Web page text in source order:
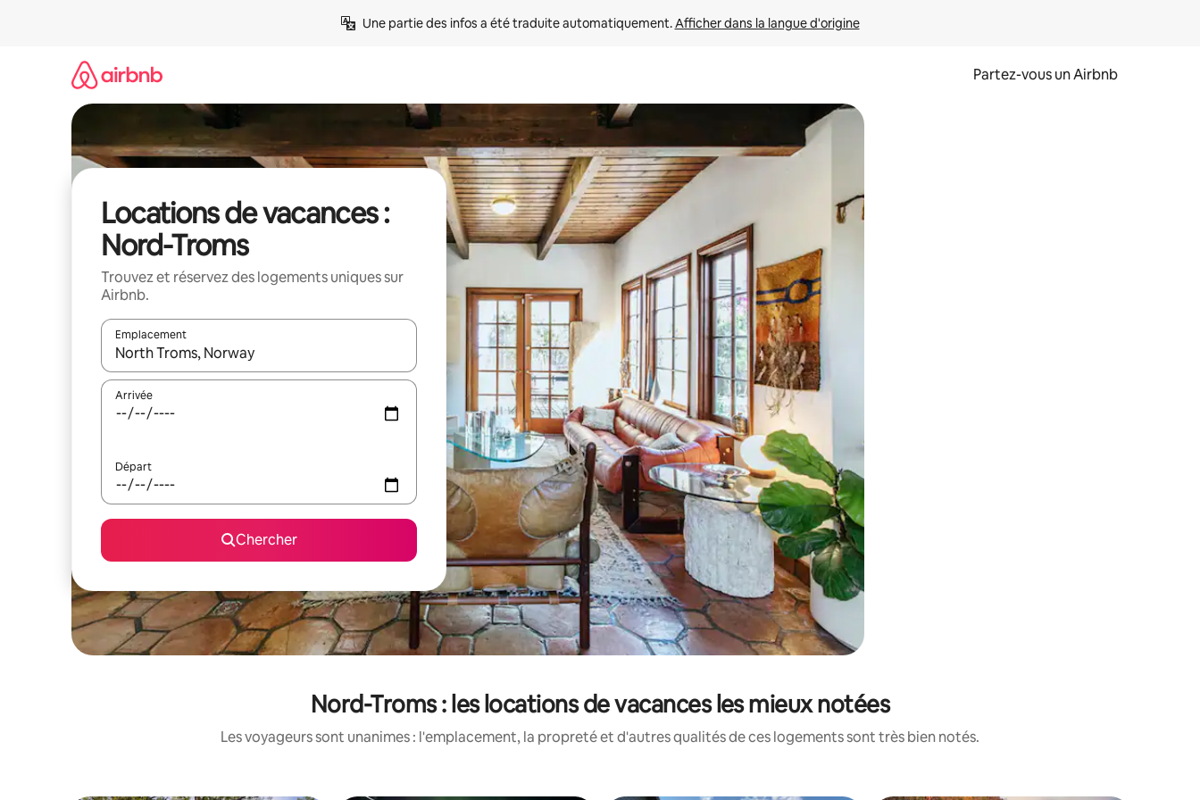
Une partie des infos a été traduite automatiquement. Afficher dans la langue d'origine
Partez-vous un Airbnb
Locations de vacances :
Nord-Troms
Trouvez et réservez des logements uniques sur
Airbnb.
Emplacement
Quand les résultats sont affichés, parcourez-les en utilisant les flèches vers le haut et vers le bas, ou en appuyant dessus et en les faisant glisser.
Arrivée
Départ
Chercher
Nord-Troms : les locations de vacances les mieux notées
Les voyageurs sont unanimes : l'emplacement, la propreté et d'autres qualités de ces logements sont très bien notés.